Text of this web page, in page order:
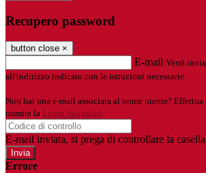
Recupero password
button close ×
E-mail Verrà
all'indirizzo indicato con le istruzioni necessarie.
Non hai una e-mail associata al nome utente?
tramite la Login Spaggiari
E-mail inviata, si prega di controllare la
Errore